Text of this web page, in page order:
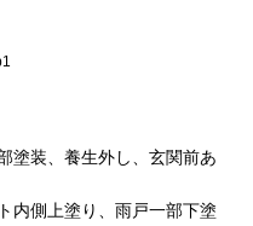
塗装、養生外し、玄関前あ
内側上塗り、雨戸一部下塗